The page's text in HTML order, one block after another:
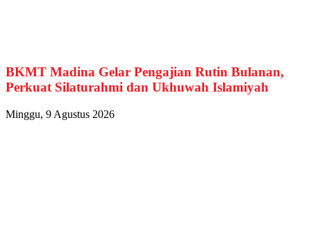
BKMT Madina Gelar Pengajian Rutin Bulanan,
Perkuat Silaturahmi dan Ukhuwah Islamiyah
Minggu, 9 Agustus 2026